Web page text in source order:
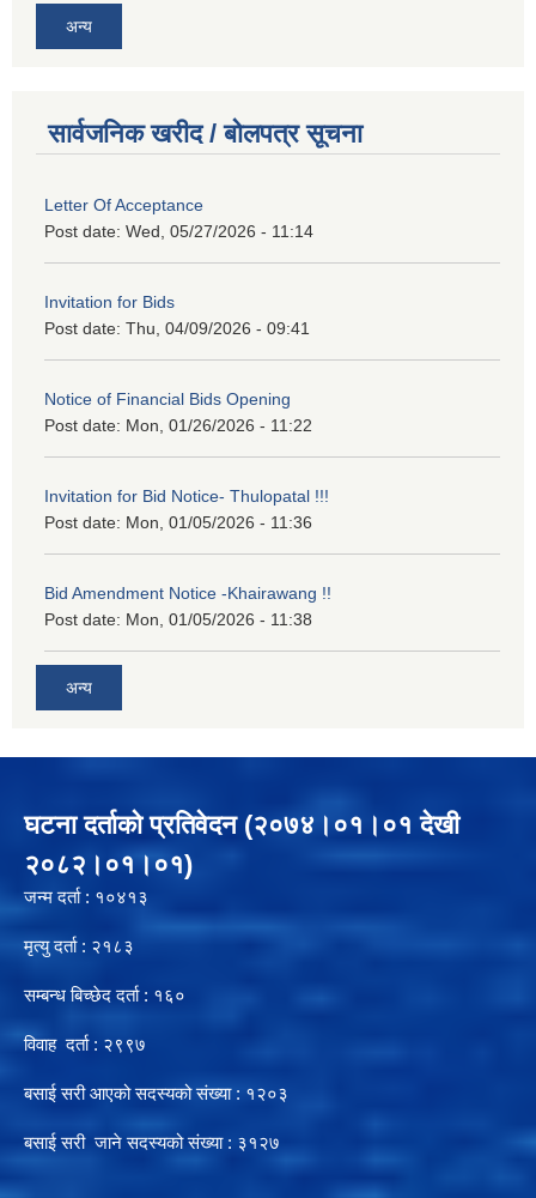
अन्य
सार्वजनिक खरीद / बोलपत्र सूचना
Letter Of Acceptance
Post date: Wed, 05/27/2026 - 11:14
Invitation for Bids
Post date: Thu, 04/09/2026 - 09:41
Notice of Financial Bids Opening
Post date: Mon, 01/26/2026 - 11:22
Invitation for Bid Notice- Thulopatal !!!
Post date: Mon, 01/05/2026 - 11:36
Bid Amendment Notice -Khairawang !!
Post date: Mon, 01/05/2026 - 11:38
अन्य
घटना दर्ताको प्रतिवेदन (२०७४।०१।०१ देखी
२०८२।०१।०१)
जन्म दर्ता : १०४१३
मृत्यु दर्ता : २१८३
सम्बन्ध बिच्छेद दर्ता : १६०
विवाह दर्ता : २९९७
बसाई सरी आएको सदस्यको संख्या : १२०३
बसाई सरी जाने सदस्यको संख्या : ३१२७